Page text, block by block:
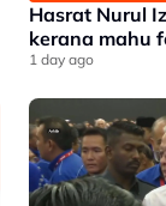
Hasrat Nurul
kerana mahu
1 day ago